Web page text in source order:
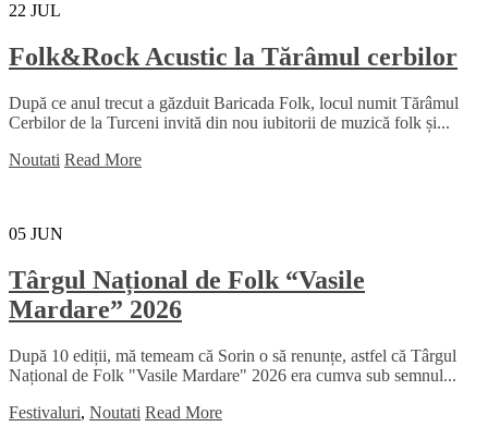
22 JUL
Folk&Rock Acustic la Tărâmul cerbilor
După ce anul trecut a găzduit Baricada Folk, locul numit Tărâmul
Cerbilor de la Turceni invită din nou iubitorii de muzică folk și...
Noutati Read More
05 JUN
Târgul Național de Folk “Vasile
Mardare” 2026
După 10 ediții, mă temeam că Sorin o să renunțe, astfel că Târgul
Național de Folk "Vasile Mardare" 2026 era cumva sub semnul...
Festivaluri, Noutati Read More